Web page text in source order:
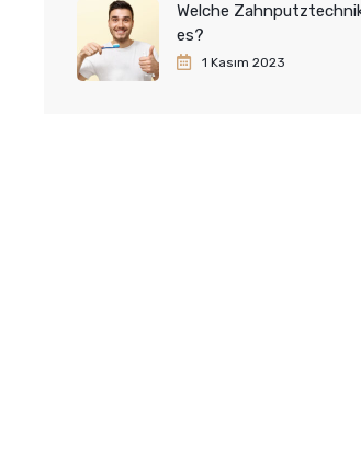
Welche
es?
1 Kasım 2023